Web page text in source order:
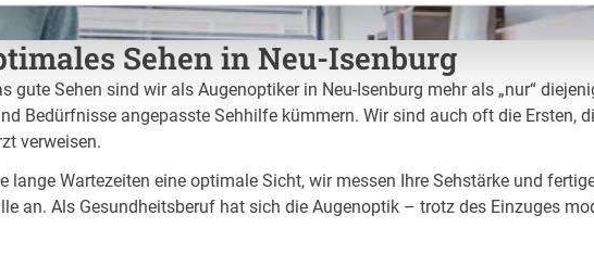
Sehen in Neu-Isenburg
gute Sehen sind wir als Augenoptiker in Neu-Isenburg mehr als „nur“
Bedürfnisse angepasste Sehhilfe kümmern. Wir sind auch oft die Ersten,
verweisen.
lange Wartezeiten eine optimale Sicht, wir messen Ihre Sehstärke und
an. Als Gesundheitsberuf hat sich die Augenoptik – trotz des Einzuges